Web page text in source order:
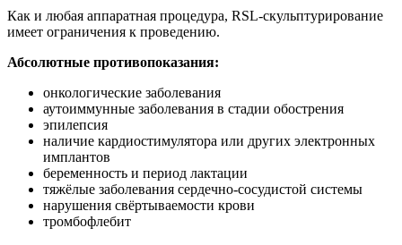
Как и любая аппаратная процедура, RSL-скульптурирование
имеет ограничения к проведению.
Абсолютные противопоказания:
онкологические заболевания
аутоиммунные заболевания в стадии обострения
эпилепсия
наличие кардиостимулятора или других электронных
имплантов
беременность и период лактации
тяжёлые заболевания сердечно-сосудистой системы
нарушения свёртываемости крови
тромбофлебит